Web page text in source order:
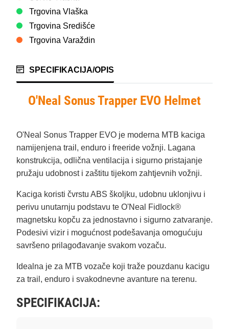
Trgovina Vlaška
Trgovina Središće
Trgovina Varaždin
SPECIFIKACIJA/OPIS
O'Neal Sonus Trapper EVO Helmet
O'Neal Sonus Trapper EVO je moderna MTB kaciga
namijenjena trail, enduro i freeride vožnji. Lagana
konstrukcija, odlična ventilacija i sigurno pristajanje
pružaju udobnost i zaštitu tijekom zahtjevnih vožnji.
Kaciga koristi čvrstu ABS školjku, udobnu uklonjivu i
perivu unutarnju podstavu te O'Neal Fidlock®
magnetsku kopču za jednostavno i sigurno zatvaranje.
Podesivi vizir i mogućnost podešavanja omogućuju
savršeno prilagođavanje svakom vozaču.
Idealna je za MTB vozače koji traže pouzdanu kacigu
za trail, enduro i svakodnevne avanture na terenu.
SPECIFIKACIJA: